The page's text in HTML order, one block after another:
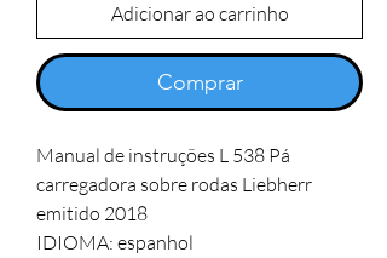
Adicionar ao carrinho
Comprar
Manual de instruções L 538 Pá
carregadora sobre rodas Liebherr
emitido 2018
IDIOMA: espanhol